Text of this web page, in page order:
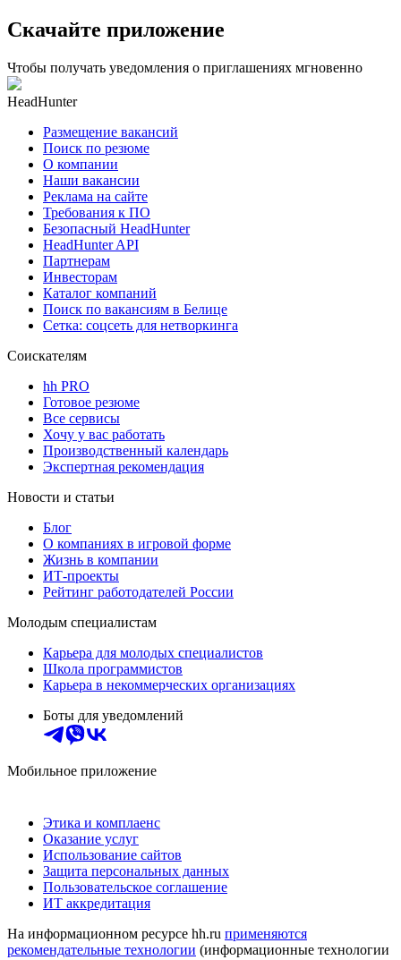
Скачайте приложение
Чтобы получать уведомления о приглашениях мгновенно
HeadHunter
Размещение вакансий
Поиск по резюме
О компании
Наши вакансии
Реклама на сайте
Требования к ПО
Безопасный HeadHunter
HeadHunter API
Партнерам
Инвесторам
Каталог компаний
Поиск по вакансиям в Белице
Сетка: соцсеть для нетворкинга
Соискателям
hh PRO
Готовое резюме
Все сервисы
Хочу у вас работать
Производственный календарь
Экспертная рекомендация
Новости и статьи
Блог
О компаниях в игровой форме
Жизнь в компании
ИТ-проекты
Рейтинг работодателей России
Молодым специалистам
Карьера для молодых специалистов
Школа программистов
Карьера в некоммерческих организациях
Боты для уведомлений
Мобильное приложение
Этика и комплаенс
Оказание услуг
Использование сайтов
Защита персональных данных
Пользовательское соглашение
ИТ аккредитация
На информационном ресурсе hh.ru применяются
рекомендательные технологии (информационные технологии